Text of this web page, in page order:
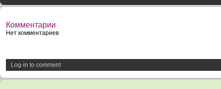
Комментарии
Нет комментариев
Log-in to comment